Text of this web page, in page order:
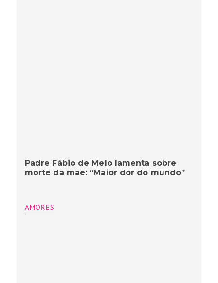
Padre Fábio de Melo lamenta sobre
morte da mãe: “Maior dor do mundo”
AMORES